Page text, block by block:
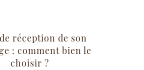
réception de son
: comment bien le
choisir ?